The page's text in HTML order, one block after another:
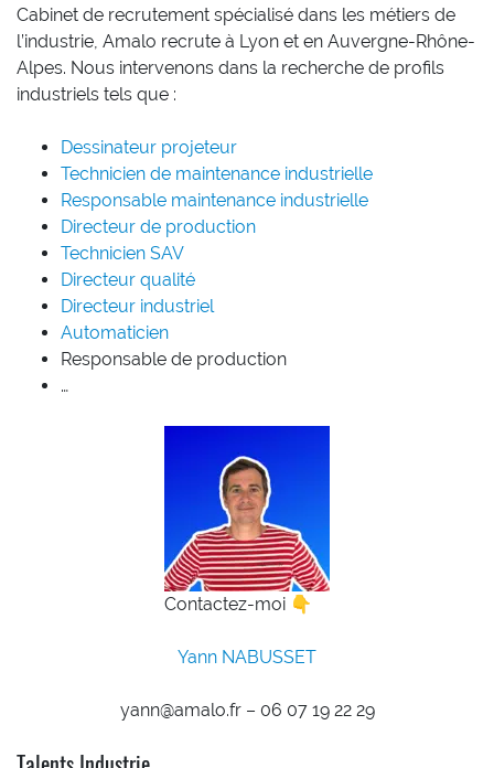
Cabinet de recrutement spécialisé dans les métiers de
l’industrie, Amalo recrute à Lyon et en Auvergne-Rhône-
Alpes. Nous intervenons dans la recherche de profils
industriels tels que :
Dessinateur projeteur
Technicien de maintenance industrielle
Responsable maintenance industrielle
Directeur de production
Technicien SAV
Directeur qualité
Directeur industriel
Automaticien
Responsable de production
…
Contactez-moi 👇
Yann NABUSSET
yann@amalo.fr – 06 07 19 22 29